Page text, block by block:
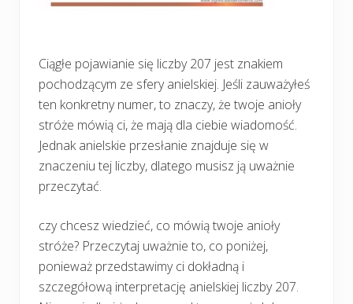
Ciągłe pojawianie się liczby 207 jest znakiem
pochodzącym ze sfery anielskiej. Jeśli zauważyłeś
ten konkretny numer, to znaczy, że twoje anioły
stróże mówią ci, że mają dla ciebie wiadomość.
Jednak anielskie przesłanie znajduje się w
znaczeniu tej liczby, dlatego musisz ją uważnie
przeczytać.
czy chcesz wiedzieć, co mówią twoje anioły
stróże? Przeczytaj uważnie to, co poniżej,
ponieważ przedstawimy ci dokładną i
szczegółową interpretację anielskiej liczby 207.